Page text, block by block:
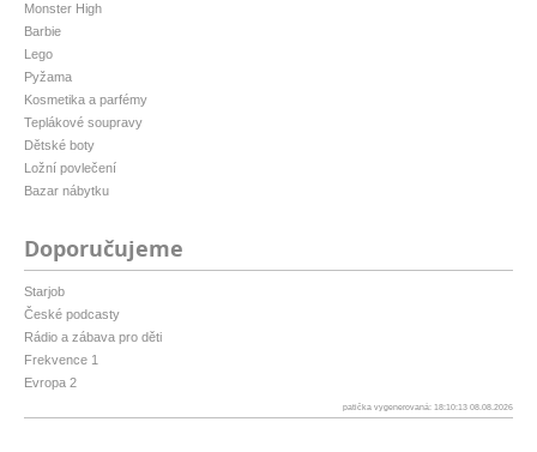
Monster High
Barbie
Lego
Pyžama
Kosmetika a parfémy
Teplákové soupravy
Dětské boty
Ložní povlečení
Bazar nábytku
Doporučujeme
Starjob
České podcasty
Rádio a zábava pro děti
Frekvence 1
Evropa 2
patička vygenerovaná: 18:10:13 08.08.2026